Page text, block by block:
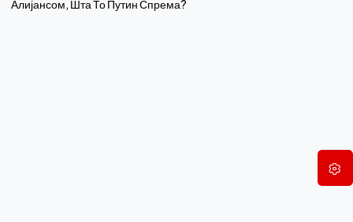
Алијансом, Шта То Путин Спрема?